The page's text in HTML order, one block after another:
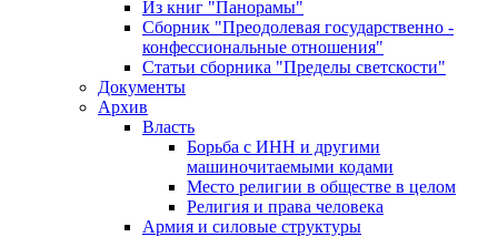
Из книг "Панорамы"
Сборник "Преодолевая государственно -
конфессиональные отношения"
Статьи сборника "Пределы светскости"
Документы
Архив
Власть
Борьба с ИНН и другими
машиночитаемыми кодами
Место религии в обществе в целом
Религия и права человека
Армия и силовые структуры